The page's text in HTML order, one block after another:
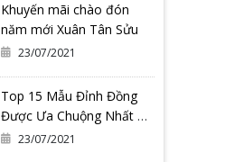
Khuyến mãi chào đón
năm mới Xuân Tân Sửu
23/07/2021
Top 15 Mẫu Đỉnh Đồng
Được Ưa Chuộng Nhất Có
Thể Bạn Đang Cần
23/07/2021